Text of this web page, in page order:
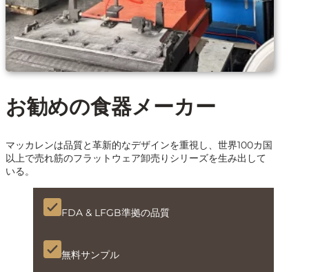
お勧めの食器メーカー
マッカレンは品質と革新的なデザインを重視し、世界100カ国
以上で売れ筋のフラットウェア卸売りシリーズを生み出して
いる。
FDA & LFGB準拠の品質
無料サンプル